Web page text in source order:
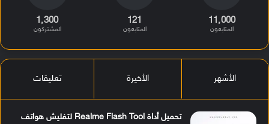
11٬000
المتابعون
121
المتابعون
1٬300
المشتركون
الأشهر الأخيرة تعليقات
تحميل أداة Realme Flash Tool لتفليش هواتف